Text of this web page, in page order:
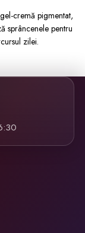
cremă pigmentat,
sprâncenele pentru
zilei.